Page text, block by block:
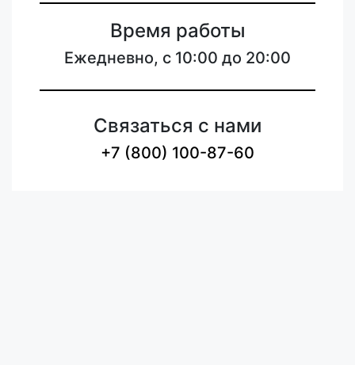
Время работы
Ежедневно, с 10:00 до 20:00
Связаться с нами
+7 (800) 100-87-60